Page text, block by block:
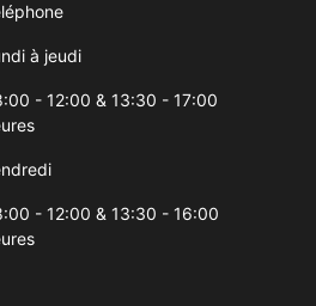
à jeudi
- 12:00 & 13:30 - 17:00
- 12:00 & 13:30 - 16:00